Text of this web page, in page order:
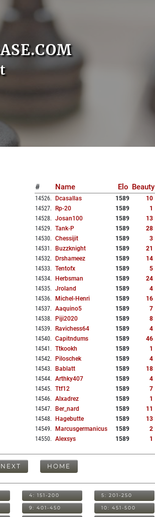
# Name Elo Beauty
14526. Dcasallas 1589 10
14527. Rp-20 1589 1
14528. Josan100 1589 13
14529. Tank-P 1589 28
14530. Chessijit 1589 3
14531 . Buzzknight 1589 21
14532. Drshameez 1589 14
14533. Tentofx 1589 5
14534. Herbsman 1589 24
14535. Jroland 1589 4
14536. Michel-Henri 1589 16
14537. Aaquino5 1589 7
14538. Piji2020 1589 8
14539. Ravichess64 1589 4
14540. Capitndums 1589 46
14541 . Ttkookh 1589 1
14542. Piloschek 1589 4
14543. Bablatt 1589 18
14544. Arthky407 1589 4
14545. Ttf12 1589 7
14546. Alxadrez 1589 1
14547. Ber_nard 1589 11
14548. Hagebutte 1589 13
14549. Marcusgermanicus 1589 2
14550. Alexsys 1589 1
NEXT HOME
4: 151-200 5: 201-250
9: 401-450 10: 451-500